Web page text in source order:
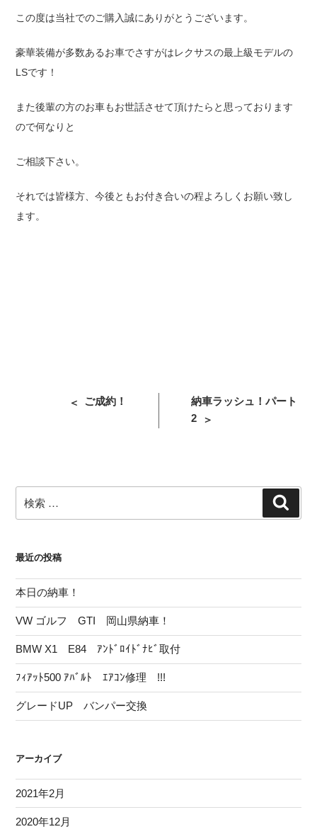
この度は当社でのご購入誠にありがとうございます。
豪華装備が多数あるお車でさすがはレクサスの最上級モデルの
LSです！
また後輩の方のお車もお世話させて頂けたらと思っております
ので何なりと
ご相談下さい。
それでは皆様方、今後ともお付き合いの程よろしくお願い致し
ます。
ー
シ
ン
過
ご成約！
次
の
納車ラッシュ！パート
2
索:
索
最近の投稿
本日の納車！
VW ゴルフ GTI 岡山県納車！
BMW X1 E84 ｱﾝﾄﾞﾛｲﾄﾞﾅﾋﾞ取付
ﾌｨｱｯﾄ500 ｱﾊﾞﾙﾄ ｴｱｺﾝ修理 !!!
グレードUP バンパー交換
アーカイブ
2021年2月
2020年12月